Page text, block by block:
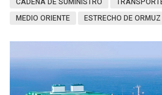
MEDIO ORIENTE
ESTRECHO DE ORMUZ